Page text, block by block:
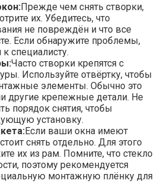
Прежде чем снять створки,
их. Убедитесь, что
не повреждён и что все
Если обнаружите проблемы,
специалисту.
Часто створки крепятся с
Используйте отвёртку, чтобы
элементы. Обычно это
другие крепежные детали. Не
порядок снятия, чтобы
установку.
Если ваши окна имеют
снять отдельно. Для этого
их из рам. Помните, что стекло
поэтому рекомендуется
монтажную плёнку для